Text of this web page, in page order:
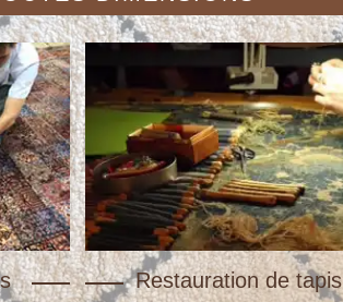
Restauration de tapis